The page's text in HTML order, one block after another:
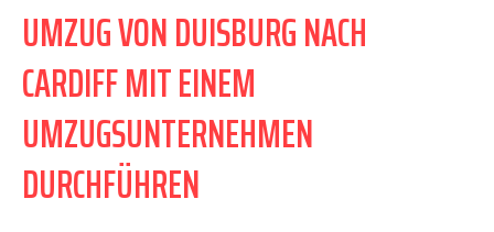
UMZUG VON DUISBURG NACH
CARDIFF MIT EINEM
UMZUGSUNTERNEHMEN
DURCHFÜHREN